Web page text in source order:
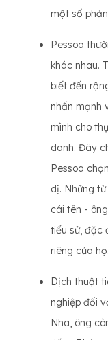
một số
Pessoa
khác nhau.
biết đến
nhấn mạnh
mình cho
danh. Đây
Pessoa
dị. Những
cái tên -
tiểu sử, đặc
riêng của họ.
Dịch thuật
nghiệp đối
Nha, ông